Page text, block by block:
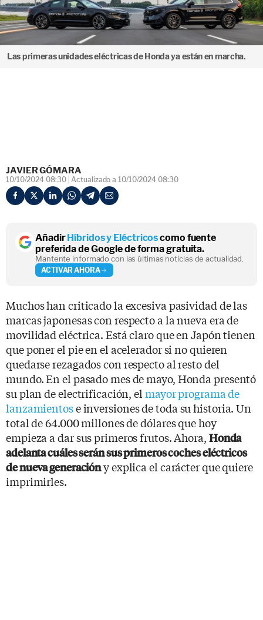
Las primeras unidades eléctricas de Honda ya están en marcha.
JAVIER GÓMARA
10/10/2024 08:30 Actualizado a 10/10/2024 08:30
AñadirHíbridos y Eléctricoscomo fuente
preferida de Google de forma gratuita.
Mantente informado con las últimas noticias de actualidad.
ACTIVAR AHORA
Muchos han criticado la excesiva pasividad de las
marcas japonesas con respecto a la nueva era de
movilidad eléctrica. Está claro que en Japón tienen
que poner el pie en el acelerador si no quieren
quedarse rezagados con respecto al resto del
mundo. En el pasado mes de mayo, Honda presentó
su plan de electrificación, el mayor programa de
lanzamientose inversiones de toda su historia. Un
total de 64.000 millones de dólares que hoy
empieza a dar sus primeros frutos. Ahora, Honda
adelanta cuáles serán sus primeros coches eléctricos
de nueva generacióny explica el carácter que quiere
imprimirles.